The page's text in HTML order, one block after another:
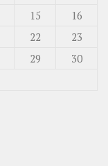
15
16
22
23
29
30